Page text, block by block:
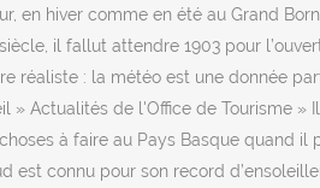
en hiver comme en été au Grand
il fallut attendre 1903 pour
: la météo est une donnée
Actualités de l'Office de Tourisme »
à faire au Pays Basque quand
connu pour son record